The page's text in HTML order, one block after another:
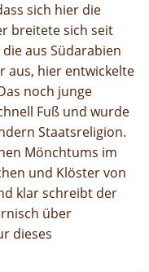
sich hier die
breitete sich seit
aus Südarabien
aus, hier entwickelte
noch junge
Fuß und wurde
Staatsreligion.
Mönchtums im
und Klöster von
klar schreibt der
über
dieses